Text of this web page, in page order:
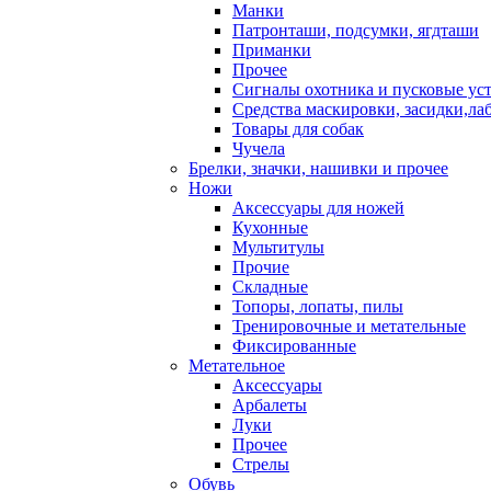
Манки
Патронташи, подсумки, ягдташи
Приманки
Прочее
Сигналы охотника и пусковые
Средства маскировки,
Товары для собак
Чучела
Брелки, значки, нашивки и прочее
Ножи
Аксессуары для ножей
Кухонные
Мультитулы
Прочие
Складные
Топоры, лопаты, пилы
Тренировочные и метательные
Фиксированные
Метательное
Аксессуары
Арбалеты
Луки
Прочее
Стрелы
Обувь